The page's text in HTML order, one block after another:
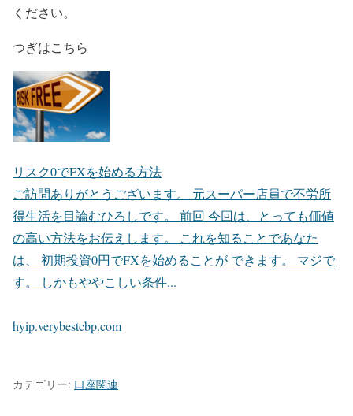
ください。
つぎはこちら
リスク0でFXを始める方法
ご訪問ありがとうございます。 元スーパー店員で不労所
得生活を目論むひろしです。 前回 今回は、とっても価値
の高い方法をお伝えします。 これを知ることであなた
は、 初期投資0円でFXを始めることが できます。 マジで
す。 しかもややこしい条件...
hyip.verybestcbp.com
カテゴリー: 口座関連